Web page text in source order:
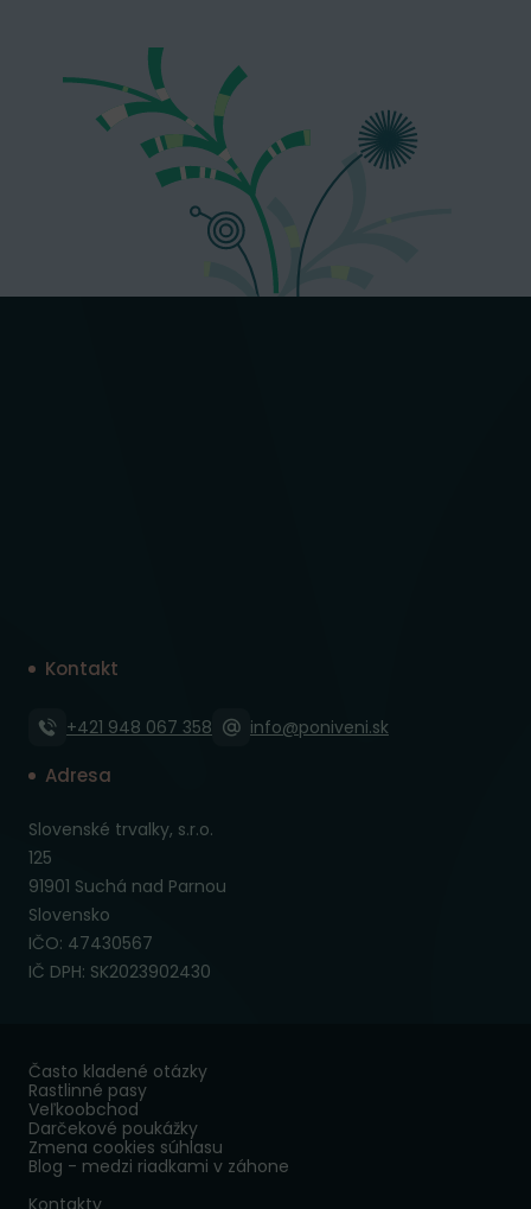
Kontakt
+421 948 067 358 info@poniveni.sk
Adresa
Slovenské trvalky, s.r.o.
125
91901 Suchá nad Parnou
Slovensko
IČO: 47430567
IČ DPH: SK2023902430
Často kladené otázky
Rastlinné pasy
Veľkoobchod
Darčekové poukážky
Zmena cookies súhlasu
Blog - medzi riadkami v záhone